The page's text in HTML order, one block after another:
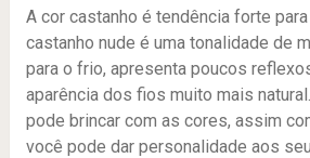
A cor castanho é tendência forte
castanho nude é uma tonalidade de
para o frio, apresenta poucos
aparência dos fios muito mais
pode brincar com as cores, assim
você pode dar personalidade aos